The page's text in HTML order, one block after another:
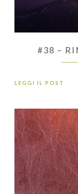
#38 –
LEGGI IL POST